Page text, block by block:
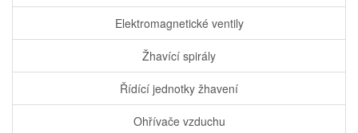
Elektromagnetické ventily
Žhavící spirály
Řídící jednotky žhavení
Ohřívače vzduchu